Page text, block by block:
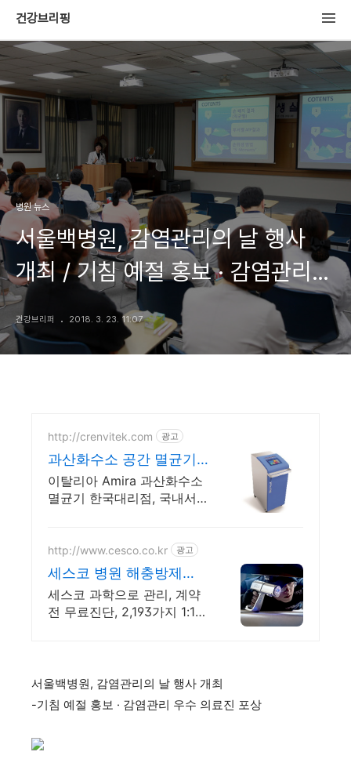
건강브리핑
병원 뉴스
서울백병원, 감염관리의 날 행사
개최 / 기침 예절 홍보 · 감염관리
우수 의료진 포상
건강브리퍼 2018. 3. 23. 11:07
http://crenvitek.com 광고
과산화수소 공간 멸균기
국내 서비스센터 직접 AS
이탈리아 Amira 과산화수소
멸균기 한국대리점, 국내서비
http://www.cesco.co.kr 광고
세스코 병원 해충방제
No.1 해충방제 전문기업
세스코 과학으로 관리, 계약
전 무료진단, 2,193가지 1:1
서울백병원, 감염관리의 날 행사 개최
-기침 예절 홍보 · 감염관리 우수 의료진 포상